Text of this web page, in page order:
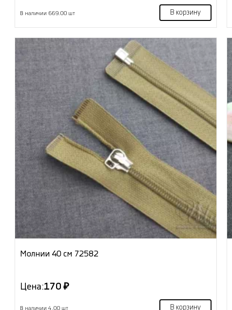
В наличии 669.00 шт В корзину
Молнии 40 см 72582
Цена:170 ₽
В наличии 4.00 шт В корзину